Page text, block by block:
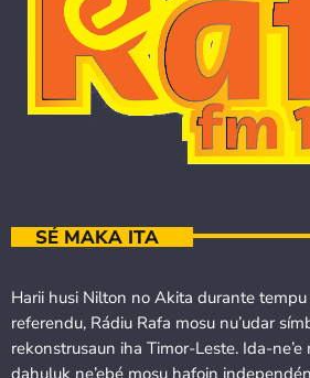
SÉ MAKA ITA
Harii husi Nilton no Akita durante tempu
referendu, Rádiu Rafa mosu nu’udar
rekonstrusaun iha Timor-Leste. Ida-